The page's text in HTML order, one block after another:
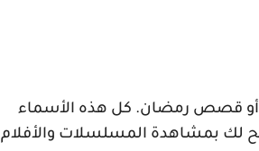
أو قصص رمضان. كل هذه الأسماء
بمشاهدة المسلسلات والأفلام